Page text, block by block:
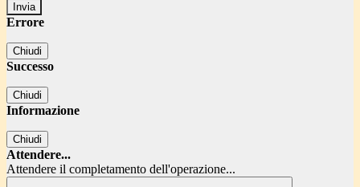
Errore
Chiudi
Successo
Chiudi
Informazione
Chiudi
Attendere...
Attendere il completamento dell'operazione...